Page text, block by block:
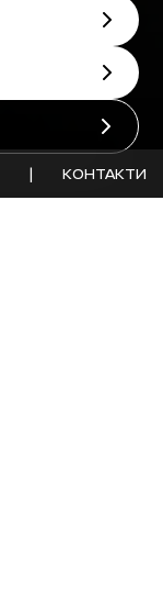
| КОНТАКТИ